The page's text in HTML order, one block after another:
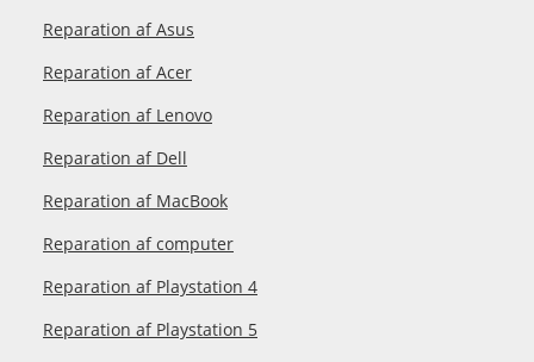
Reparation af Asus
Reparation af Acer
Reparation af Lenovo
Reparation af Dell
Reparation af MacBook
Reparation af computer
Reparation af Playstation 4
Reparation af Playstation 5